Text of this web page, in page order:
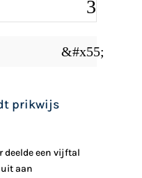
&#x55;
prikwijs
deelde een vijftal
aan